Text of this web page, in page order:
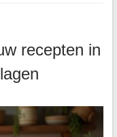
recepten in